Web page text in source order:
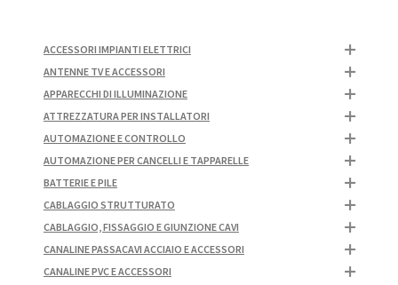
ACCESSORI IMPIANTI ELETTRICI
ANTENNE TV E ACCESSORI
APPARECCHI DI ILLUMINAZIONE
ATTREZZATURA PER INSTALLATORI
AUTOMAZIONE E CONTROLLO
AUTOMAZIONE PER CANCELLI E TAPPARELLE
BATTERIE E PILE
CABLAGGIO STRUTTURATO
CABLAGGIO, FISSAGGIO E GIUNZIONE CAVI
CANALINE PASSACAVI ACCIAIO E ACCESSORI
CANALINE PVC E ACCESSORI